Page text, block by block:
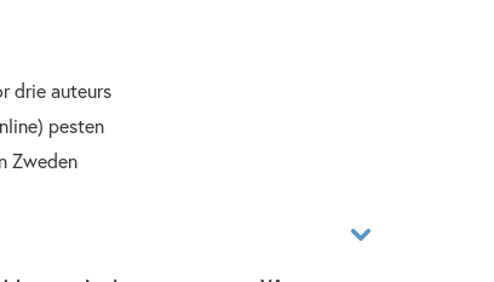
drie auteurs
pesten
Zweden